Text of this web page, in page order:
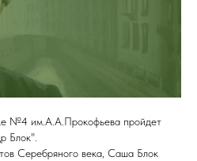
№4 им.А.А.Прокофьева пройдет
Блок".
Серебряного века, Саша Блок